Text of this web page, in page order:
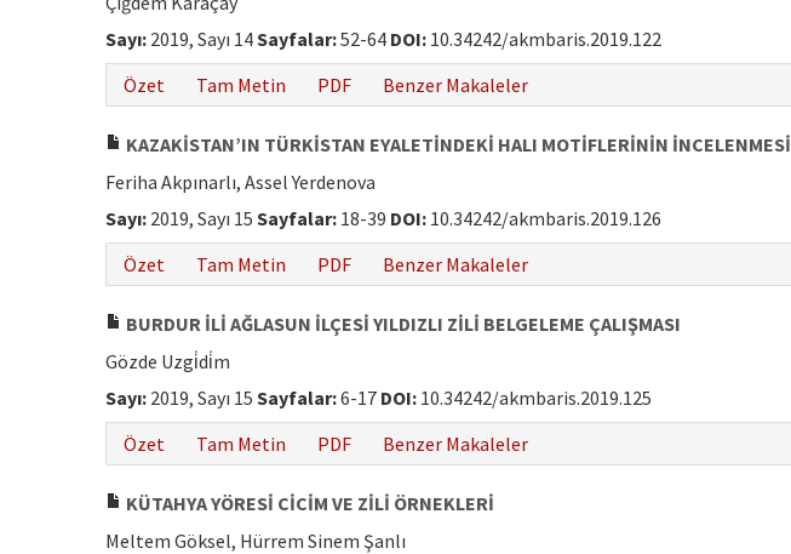
Sayı: 2019, Sayı 14Sayfalar:52-64 DOI: 10.34242/akmbaris.2019.122
Özet
Tam Metin PDF Benzer Makaleler
KAZAKİSTAN’IN TÜRKİSTAN EYALETİNDEKİ HALI MOTİFLERİNİN İNCELENMESİ
Feriha Akpınarlı, Assel Yerdenova
Sayı: 2019, Sayı 15 Sayfalar: 18-39 DOI: 10.34242/akmbaris.2019.126
Özet
Tam Metin PDF Benzer Makaleler
BURDUR İLİ AĞLASUN İLÇESİ YILDIZLI ZİLİ BELGELEME ÇALIŞMASI
Gözde Uzgi̇di̇m
Sayı: 2019, Sayı 15 Sayfalar:6-17 DOI: 10.34242/akmbaris.2019.125
Özet
Tam Metin PDF Benzer Makaleler
KÜTAHYA YÖRESİ CİCİM VE ZİLİ ÖRNEKLERİ
Meltem Göksel, Hürrem Sinem Şanlı